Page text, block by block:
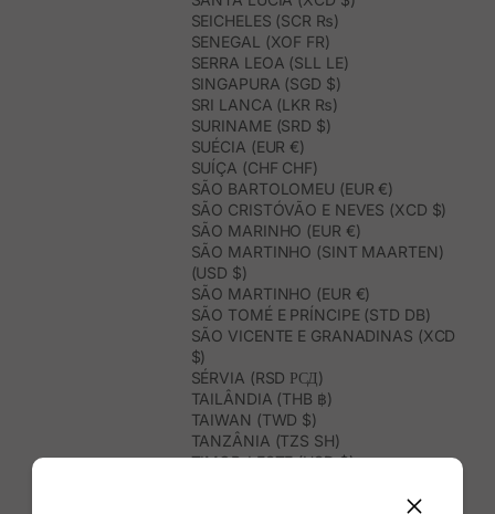
SEICHELES (SCR ₨)
SENEGAL (XOF FR)
SERRA LEOA (SLL LE)
SINGAPURA (SGD $)
SRI LANCA (LKR ₨)
SURINAME (SRD $)
SUÉCIA (EUR €)
SUÍÇA (CHF CHF)
SÃO BARTOLOMEU (EUR €)
SÃO CRISTÓVÃO E NEVES (XCD $)
SÃO MARINHO (EUR €)
SÃO MARTINHO (SINT MAARTEN)
(USD $)
SÃO MARTINHO (EUR €)
SÃO TOMÉ E PRÍNCIPE (STD DB)
SÃO VICENTE E GRANADINAS (XCD
$)
SÉRVIA (RSD РСД)
TAILÂNDIA (THB ฿)
TAIWAN (TWD $)
TANZÂNIA (TZS SH)
TIMOR-LESTE (USD $)